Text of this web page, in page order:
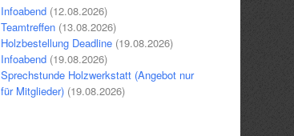
Infoabend (12.08.2026)
Teamtreffen (13.08.2026)
Holzbestellung Deadline (19.08.2026)
Infoabend (19.08.2026)
Sprechstunde Holzwerkstatt (Angebot nur
für Mitglieder) (19.08.2026)